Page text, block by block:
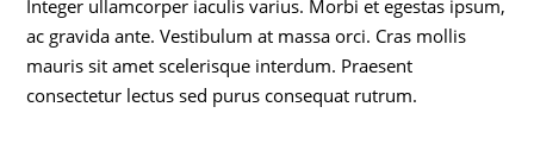
Integer ullamcorper iaculis varius. Morbi et egestas ipsum,
ac gravida ante. Vestibulum at massa orci. Cras mollis
mauris sit amet scelerisque interdum. Praesent
consectetur lectus sed purus consequat rutrum.